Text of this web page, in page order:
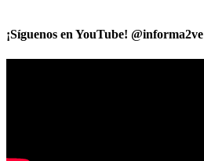
¡Síguenos en YouTube! @informa2ve